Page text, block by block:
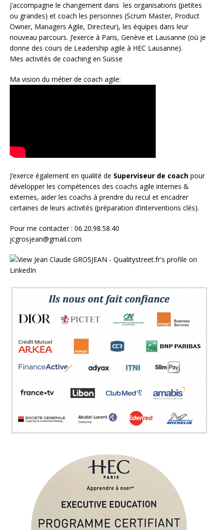
j’accompagne le changement dans les organisations (petites
ou grandes) et coach les personnes (Scrum Master, Product
Owner, Managers Agile, Directeur), les équipes dans leur
nouveau parcours. J’exerce à Paris, Genève et Lausanne (où je
donne des cours de Leadership agile à HEC Lausanne).
Mes activités de coaching en Suisse
Ma vision du métier de coach agile:
J’exerce également en qualité de Superviseur de coach pour
développer les compétences des coachs agile internes &
externes, aider les coachs à prendre du recul et encadrer
certaines de leurs activités (préparation d’interventions clés).
Pour me contacter : 06.20.98.58.40
jcgrosjean@gmail.com